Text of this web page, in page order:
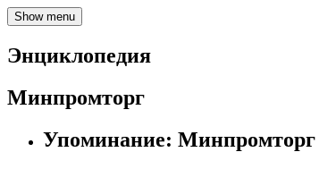
Show menu
Энциклопедия
Минпромторг
Упоминание: Минпромторг